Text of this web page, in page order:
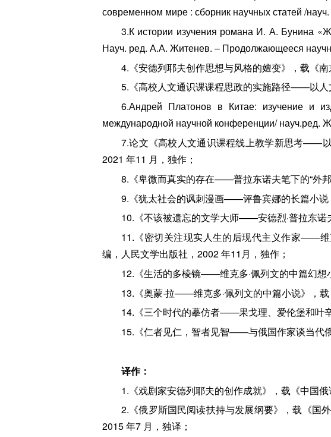
современном мире : сборник научных статей /
3.К истории изучения романа И. А. Бунина
Науч. ред. А.А. Житенев. – Продолжающееся
4.《安德列耶夫创作思想与风格的嬗变》，载《
5.《高校人文通识课课程思政的实施路径——以人
6.Андрей Платонов в Китае: изучение и
международной научной конференции/
7.论文《高校人文通识课程线上教学新思考——以
2021 年11 月，独作；
8.《卑微而真实的存在——普拉东诺夫笔下的“外
9.《犹太社会的讽刺漫画——评鲁宾娜的长篇小说
10.《不该被遗忘的文学大师——安德烈·普拉东诺
11.《密切关注现实人生的后现代主义作家——维
编，人民文学出版社，2002 年11月，独作；
12.《生活的多棱镜——维克多·佩列文的中篇幻想
13.《奥蒙·拉——维克多·佩列文的中篇小说》，
14.《三个时代的摹仿者——果戈理、爱伦堡和叶
15.《仁者见仁，智者见智——与俄国作家谈当代
译作：
1.《戏剧家安德列耶夫的创作成就》，载《中国
2.《俄罗斯国民阅读扶持与发展纲要》，载《国
2015 年7 月，独译；